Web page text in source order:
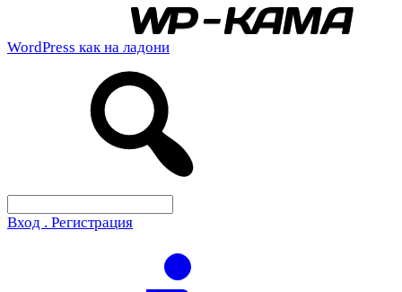
WordPress как на ладони
Вход . Регистрация